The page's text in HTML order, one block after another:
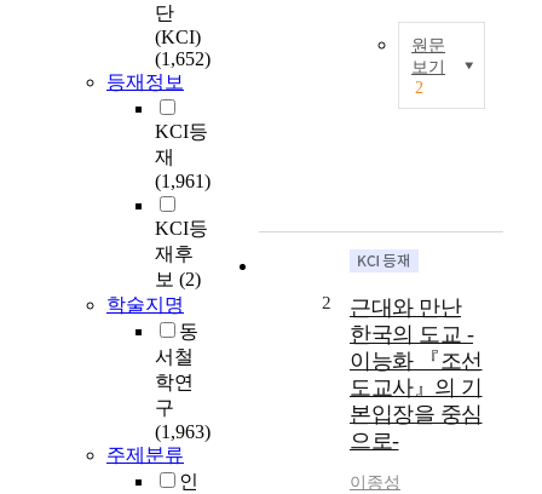
단
(KCI)
(1,652)
등재정보
KCI등
재
(1,961)
KCI등
재후
보 (2)
학술지명
동
서철
학연
구
(1,963)
주제분류
인
원문
보기
2
2
근대와 만난
한국의 도교 -
이능화 『조선
도교사』의 기
본입장을 중심
으로-
이종성